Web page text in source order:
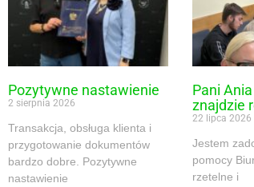
Pozytywne nastawienie
2 sierpnia 2026
Transakcja, obsługa klienta i
przygotowanie dokumentów
bardzo dobre. Pozytywne
nastawienie
Pani
znajdzie
22 lipca 2026
Jestem
pomocy
rzetelne i